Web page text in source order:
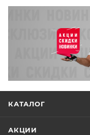
КАТАЛОГ
АКЦИИ